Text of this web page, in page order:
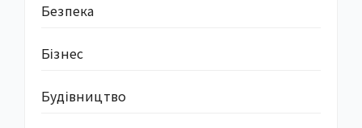
Безпека
Бізнес
Будівництво